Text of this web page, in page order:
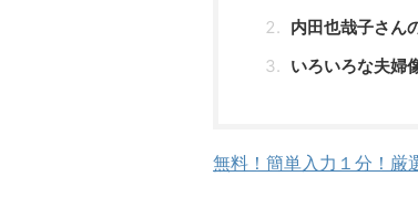
内田也哉子さん
いろいろな夫婦
無料！簡単入力１分！厳